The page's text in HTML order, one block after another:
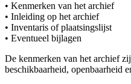
• Kenmerken van het archief
• Inleiding op het archief
• Inventaris of plaatsingslijst
• Eventueel bijlagen
De kenmerken van het archief
beschikbaarheid, openbaarheid